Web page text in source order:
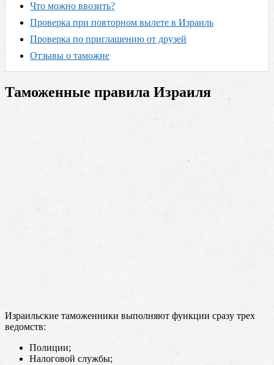
Что можно ввозить?
Проверка при повторном вылете в Израиль
Проверка по приглашению от друзей
Отзывы о таможне
Таможенные правила Израиля
Израильские таможенники выполняют функции сразу трех
ведомств:
Полиции;
Налоговой службы;